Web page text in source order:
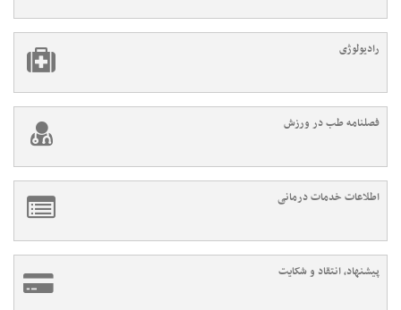
رادیولوژی
فصلنامه طب در ورزش
اطلاعات خدمات درمانی
پیشنهاد، انتقاد و شکایت